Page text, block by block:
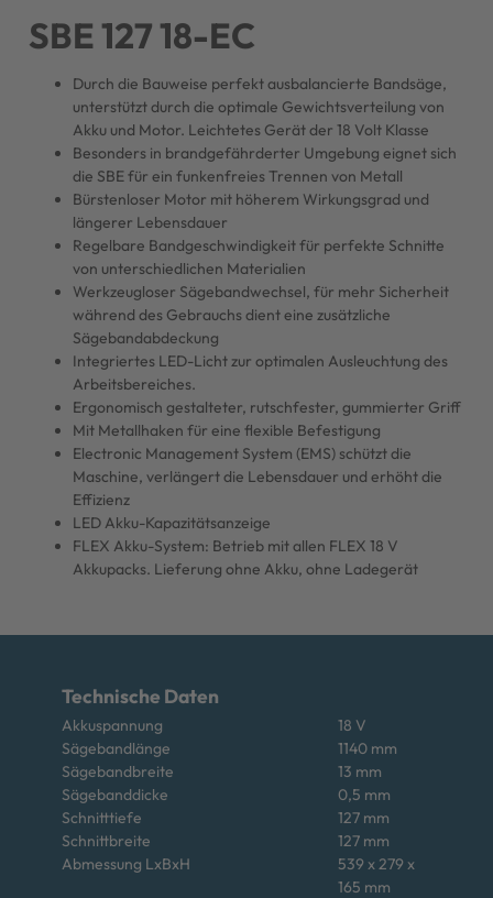
SBE 127 18-EC
Durch die Bauweise perfekt ausbalancierte Bandsäge,
unterstützt durch die optimale Gewichtsverteilung von
Akku und Motor. Leichtetes Gerät der 18 Volt Klasse
Besonders in brandgefährderter Umgebung eignet sich
die SBE für ein funkenfreies Trennen von Metall
Bürstenloser Motor mit höherem Wirkungsgrad und
längerer Lebensdauer
Regelbare Bandgeschwindigkeit für perfekte Schnitte
von unterschiedlichen Materialien
Werkzeugloser Sägebandwechsel, für mehr Sicherheit
während des Gebrauchs dient eine zusätzliche
Sägebandabdeckung
Integriertes LED-Licht zur optimalen Ausleuchtung des
Arbeitsbereiches.
Ergonomisch gestalteter, rutschfester, gummierter Griff
Mit Metallhaken für eine flexible Befestigung
Electronic Management System (EMS) schützt die
Maschine, verlängert die Lebensdauer und erhöht die
Effizienz
LED Akku-Kapazitätsanzeige
FLEX Akku-System: Betrieb mit allen FLEX 18 V
Akkupacks. Lieferung ohne Akku, ohne Ladegerät
Technische Daten
Akkuspannung
18 V
Sägebandlänge
1140 mm
Sägebandbreite
13 mm
Sägebanddicke
0,5 mm
Schnitttiefe
127 mm
Schnittbreite
127 mm
Abmessung LxBxH
539 x 279 x
165 mm